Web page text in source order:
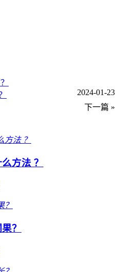
2024-01-23
下一篇 »
方法 ？
？